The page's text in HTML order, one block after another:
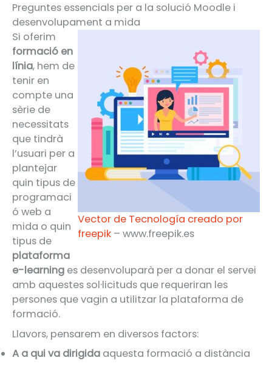
Preguntes essencials per a la solució Moodle i
desenvolupament a mida
Vector de Tecnología creado por
freepik – www.freepik.es
Si oferim
formació en
línia, hem de
tenir en
compte una
sèrie de
necessitats
que tindrà
l’usuari per a
plantejar
quin tipus de
programaci
ó web a
mida o quin
tipus de
plataforma
e-learning es desenvoluparà per a donar el servei
amb aquestes sol·licituds que requeriran les
persones que vagin a utilitzar la plataforma de
formació.
Llavors, pensarem en diversos factors:
A a qui va dirigida aquesta formació a distància